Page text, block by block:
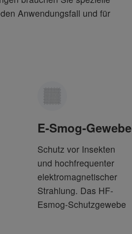
Anwendungsfall und für
E-Smog-Gewebe
Schutz vor Insekten
und hochfrequenter
elektromagnetischer
Strahlung. Das HF-
Esmog-Schutzgewebe